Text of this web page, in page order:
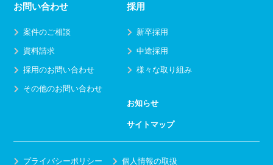
お問い合わせ
案件のご相談
資料請求
採用のお問い合わせ
その他のお問い合わせ
採用
新卒採用
中途採用
様々な取り組み
お知らせ
サイトマップ
プライバシーポリシー 個人情報の取扱